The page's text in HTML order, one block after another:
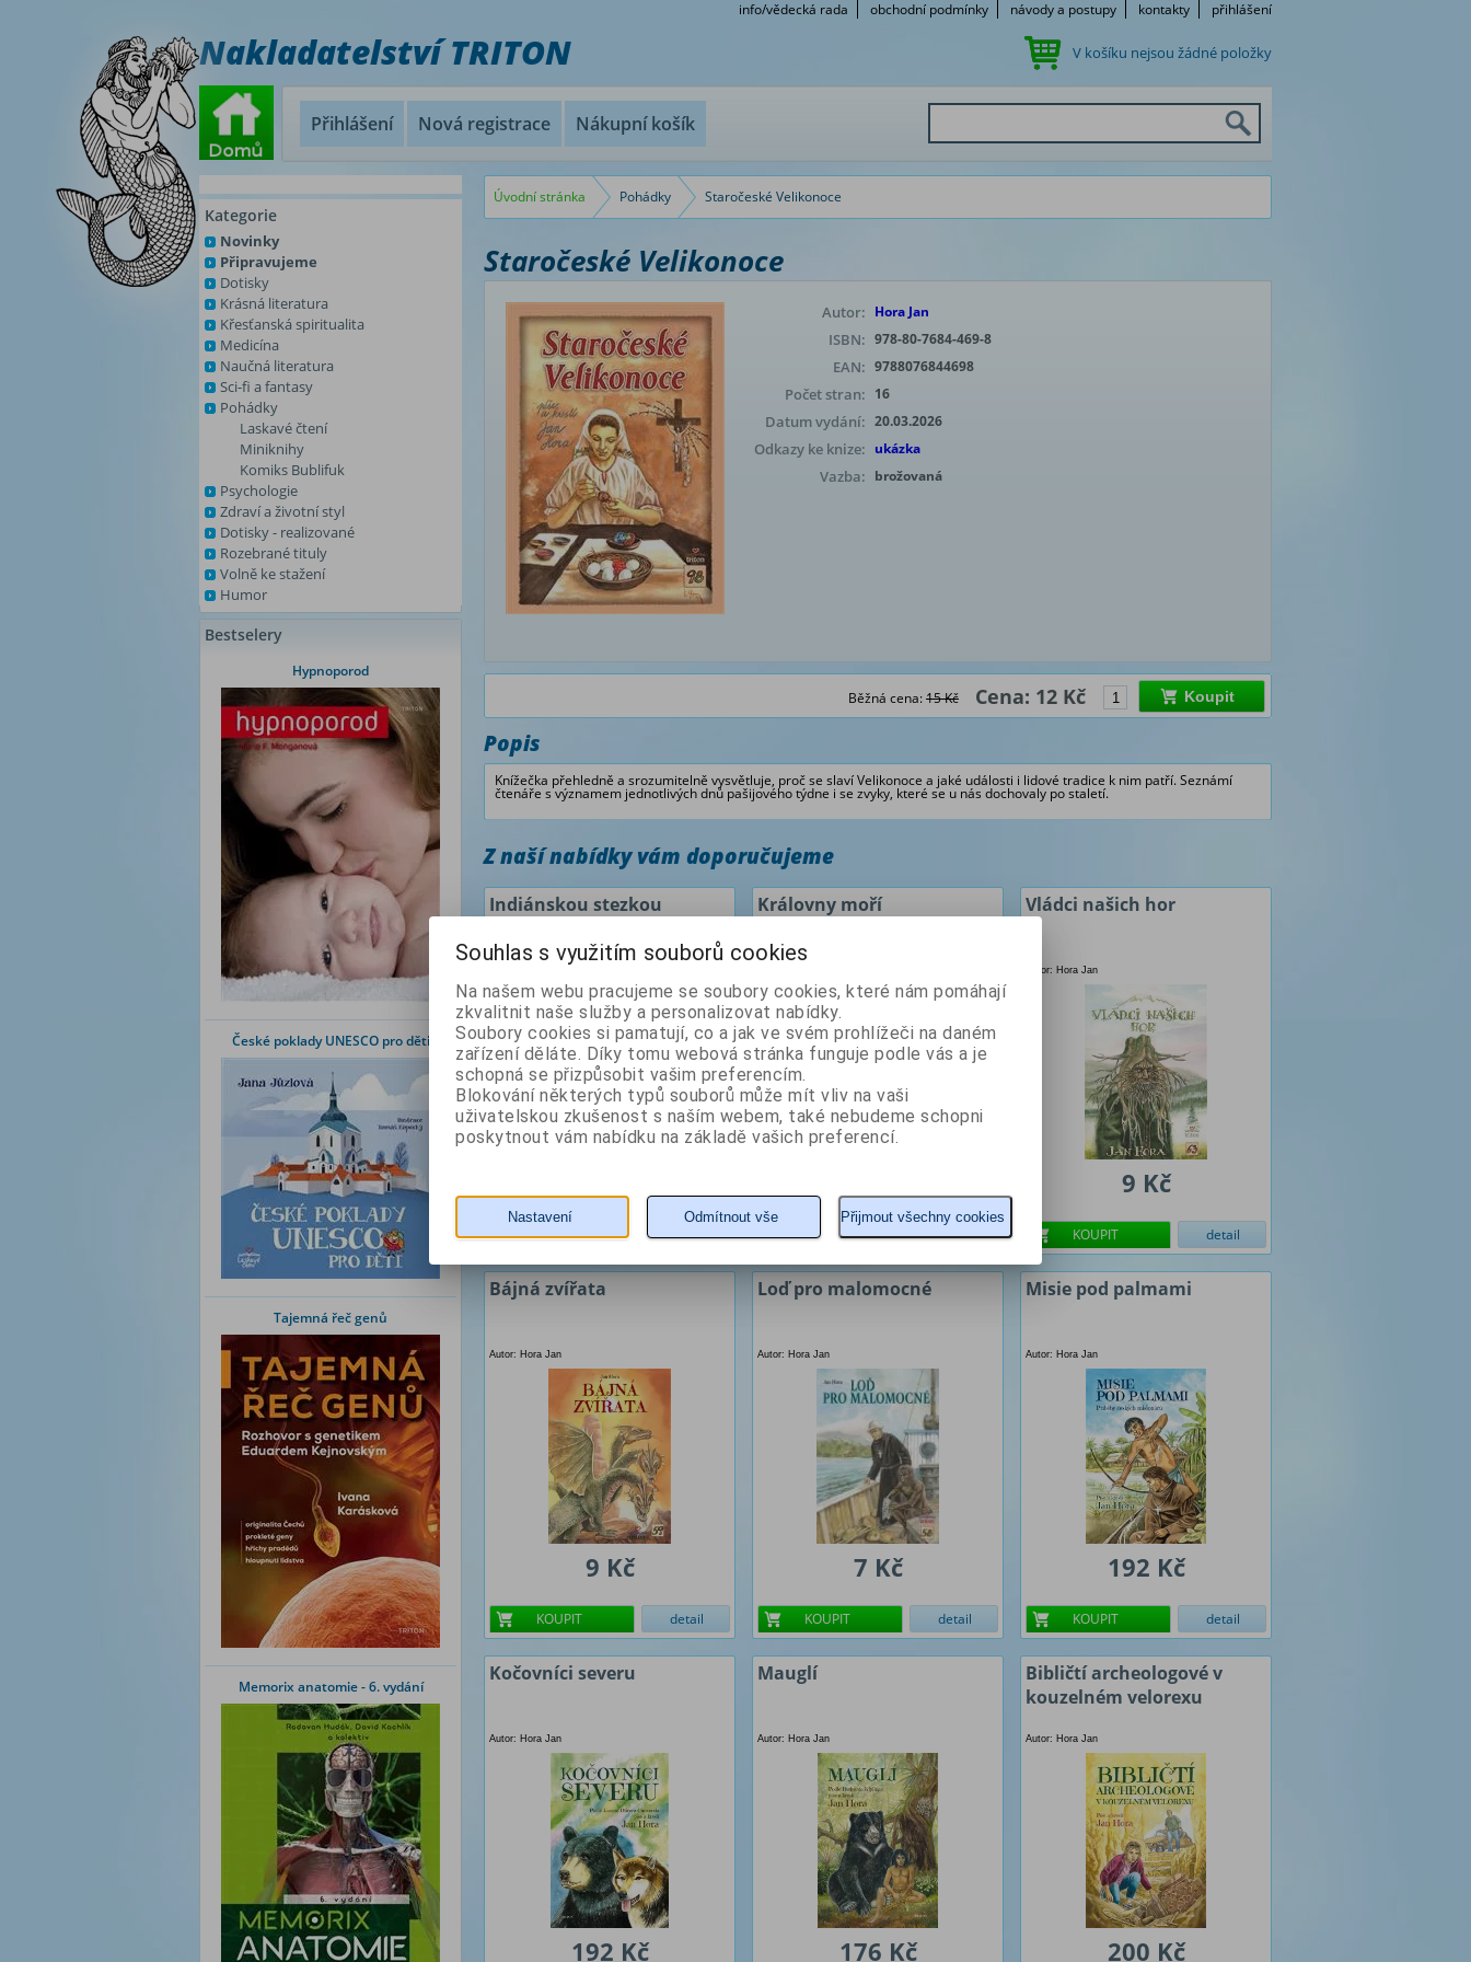
info/vědecká rada obchodní podmínky návody a postupy kontakty přihlášení
Nakladatelství TRITON V košíku nejsou žádné položky
Přihlášení Nová registrace Nákupní košík
Kategorie
Novinky
Připravujeme
Dotisky
Krásná literatura
Křesťanská spiritualita
Medicína
Naučná literatura
Sci-fi a fantasy
Pohádky
Laskavé čtení
Miniknihy
Komiks Bublifuk
Psychologie
Zdraví a životní styl
Dotisky - realizované
Rozebrané tituly
Volně ke stažení
Humor
Bestselery
Hypnoporod
České poklady UNESCO pro děti
Tajemná řeč genů
Memorix anatomie - 6. vydání
Úvodní stránka Pohádky Staročeské Velikonoce
Staročeské Velikonoce
Autor: Hora Jan
ISBN: 978-80-7684-469-8
EAN: 9788076844698
Počet stran: 16
Datum vydání: 20.03.2026
Odkazy ke knize: ukázka
Vazba: brožovaná
Běžná cena:15 Kč Cena: 12 Kč Koupit
Popis
Knížečka přehledně a srozumitelně vysvětluje, proč se slaví Velikonoce a jaké události i lidové tradice k nim patří. Seznámí
čtenáře s významem jednotlivých dnů pašijového týdne i se zvyky, které se u nás dochovaly po staletí.
Z naší nabídky vám doporučujeme
Indiánskou stezkou
KOUPIT detail
Královny moří
KOUPIT detail
Vládci našich hor
Autor: Hora Jan
9 Kč
KOUPIT detail
Bájná zvířata
Autor: Hora Jan
9 Kč
KOUPIT detail
Loď pro malomocné
Autor: Hora Jan
7 Kč
KOUPIT detail
Misie pod palmami
Autor: Hora Jan
192 Kč
KOUPIT detail
Kočovníci severu
Autor: Hora Jan
192 Kč
Mauglí
Autor: Hora Jan
176 Kč
Bibličtí archeologové v
kouzelném velorexu
Autor: Hora Jan
200 Kč
Souhlas s využitím souborů cookies
Na našem webu pracujeme se soubory cookies, které nám pomáhají
zkvalitnit naše služby a personalizovat nabídky.
Soubory cookies si pamatují, co a jak ve svém prohlížeči na daném
zařízení děláte. Díky tomu webová stránka funguje podle vás a je
schopná se přizpůsobit vašim preferencím.
Blokování některých typů souborů může mít vliv na vaši
uživatelskou zkušenost s naším webem, také nebudeme schopni
poskytnout vám nabídku na základě vašich preferencí.
Nastavení Odmítnout vše Přijmout všechny cookies